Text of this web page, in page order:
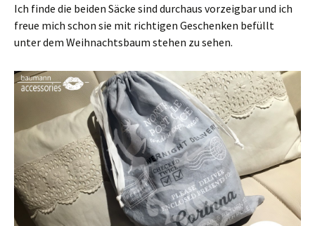
Ich finde die beiden Säcke sind durchaus vorzeigbar und ich
freue mich schon sie mit richtigen Geschenken befüllt
unter dem Weihnachtsbaum stehen zu sehen.